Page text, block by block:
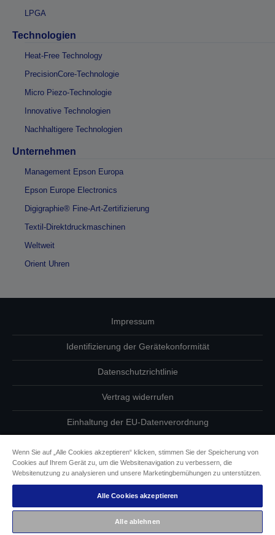
LPGA
Technologien
Heat-Free Technology
PrecisionCore-Technologie
Micro Piezo-Technologie
Innovative Technologien
Nachhaltigere Technologien
Unternehmen
Management Epson Europa
Epson Europe Electronics
Digigraphie® Fine-Art-Zertifizierung
Textil-Direktdruckmaschinen
Weltweit
Orient Uhren
Impressum
Identifizierung der Gerätekonformität
Datenschutzrichtlinie
Vertrag widerrufen
Einhaltung der EU-Datenverordnung
Informationen zu Cookies
Epson Engagement für Barrierefreiheit
Copyright © 2026 Seiko Epson
Wenn Sie auf „Alle Cookies akzeptieren“ klicken, stimmen Sie der Speicherung von
Cookies auf Ihrem Gerät zu, um die Websitenavigation zu verbessern, die
Websitenutzung zu analysieren und unsere Marketingbemühungen zu unterstützen.
Alle Cookies akzeptieren
Alle ablehnen